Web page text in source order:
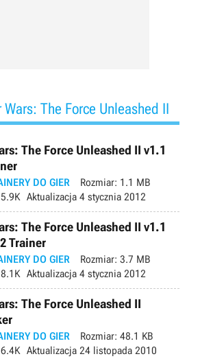
The Force Unleashed II
The Force Unleashed II v1.1
DO GIER Rozmiar: 1.1 MB
5.9K Aktualizacja 4 stycznia 2012
The Force Unleashed II v1.1
Trainer
DO GIER Rozmiar: 3.7 MB
8.1K Aktualizacja 4 stycznia 2012
The Force Unleashed II
DO GIER Rozmiar: 48.1 KB
6.4K Aktualizacja 24 listopada 2010